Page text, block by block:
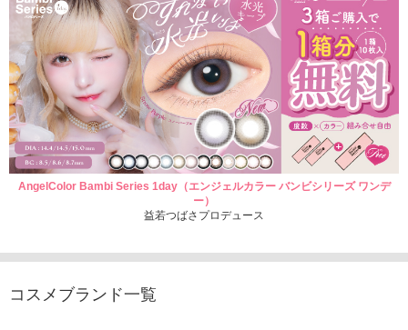
AngelColor Bambi Series 1day（エンジェルカラー バンビシリーズ ワンデ
ー）
益若つばさプロデュース
コスメブランド一覧